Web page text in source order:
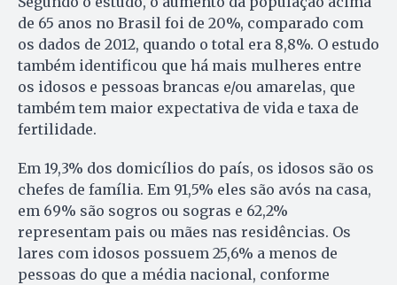
de 65 anos no Brasil foi de 20%, comparado com
os dados de 2012, quando o total era 8,8%. O estudo
também identificou que há mais mulheres entre
os idosos e pessoas brancas e/ou amarelas, que
também tem maior expectativa de vida e taxa de
fertilidade.
Em 19,3% dos domicílios do país, os idosos são os
chefes de família. Em 91,5% eles são avós na casa,
em 69% são sogros ou sogras e 62,2%
representam pais ou mães nas residências. Os
lares com idosos possuem 25,6% a menos de
pessoas do que a média nacional, conforme